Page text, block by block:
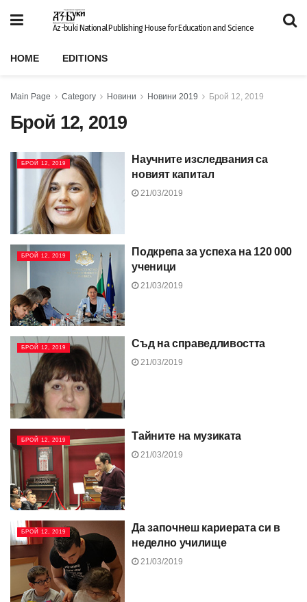
Az-buki National Publishing House for Education and Science
HOME EDITIONS
Main Page Category Новини Новини 2019 Брой 12, 2019
Брой 12, 2019
БРОЙ 12, 2019
Научните изследвания са
новият капитал
21/03/2019
БРОЙ 12, 2019
Подкрепа за успеха на 120 000
ученици
21/03/2019
БРОЙ 12, 2019 Съд на справедливостта
21/03/2019
БРОЙ 12, 2019 Тайните на музиката
21/03/2019
БРОЙ 12, 2019
Да започнеш кариерата си в
неделно училище
21/03/2019